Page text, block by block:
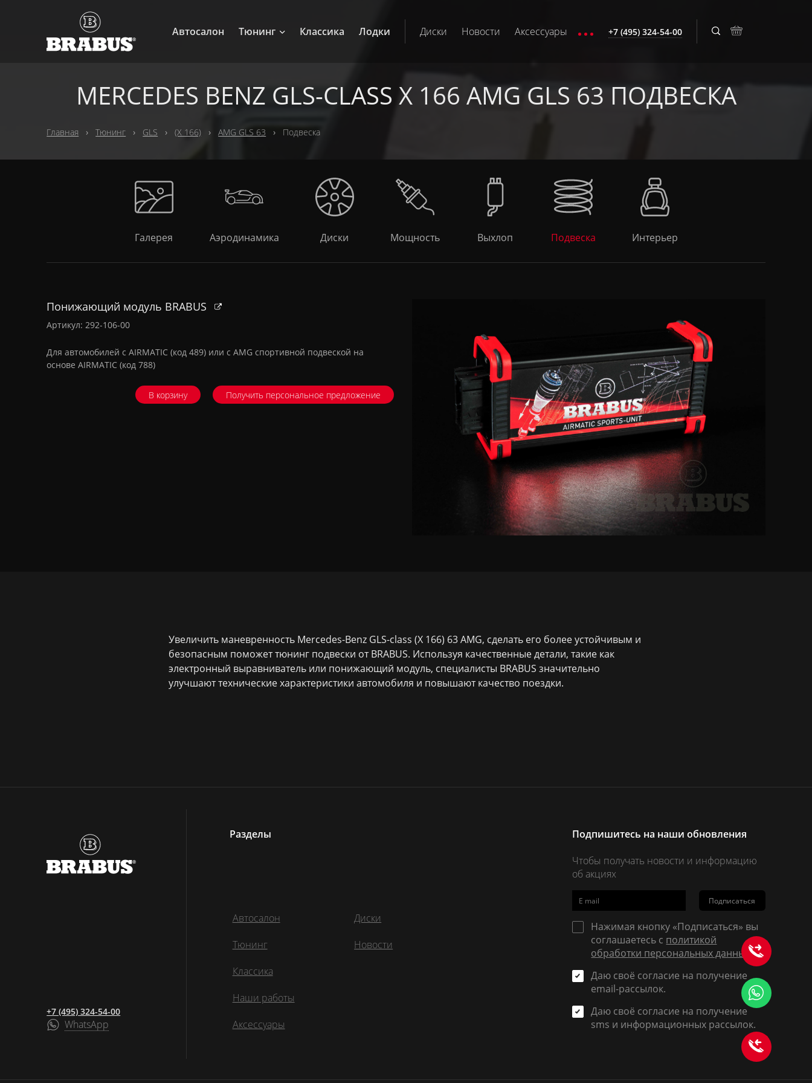
Автосалон Тюнинг Классика Лодки Диски Новости Аксессуары +7 (495) 324-54-00
MERCEDES BENZ GLS-CLASS X 166 AMG GLS 63 ПОДВЕСКА
Главная Тюнинг GLS (X 166) AMG GLS 63 Подвеска
Галерея Аэродинамика Диски Мощность Выхлоп Подвеска Интерьер
Понижающий модуль BRABUS
Артикул: 292-106-00
Для автомобилей с AIRMATIC (код 489) или с AMG спортивной подвеской на
основе AIRMATIC (код 788)
В корзину Получить персональное предложение
Увеличить маневренность Mercedes-Benz GLS-class (X 166) 63 AMG, сделать его более устойчивым и
безопасным поможет тюнинг подвески от BRABUS. Используя качественные детали, такие как
электронный выравниватель или понижающий модуль, специалисты BRABUS значительно
улучшают технические характеристики автомобиля и повышают качество поездки.
+7 (495) 324-54-00
WhatsApp
Разделы
Автосалон
Тюнинг
Классика
Наши работы
Аксессуары
Диски
Новости
Подпишитесь на наши обновления
Чтобы получать новости и информацию
об акциях
Подписаться
Нажимая кнопку «Подписаться» вы
соглашаетесь с политикой
обработки персональных данных.
Даю своё согласие на получение
email-рассылок.
Даю своё согласие на получение
sms и информационных рассылок.